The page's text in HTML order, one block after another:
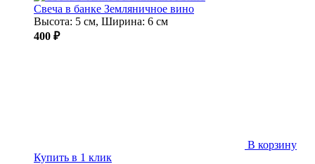
Свеча в банке Земляничное вино
Высота: 5 см, Ширина: 6 см
400 ₽
В корзину
Купить в 1 клик